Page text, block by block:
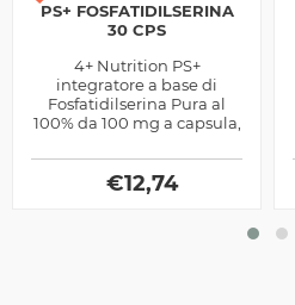
PS+ FOSFATIDILSERINA
30 CPS
4+ Nutrition PS+
integratore a base di
Fosfatidilserina Pura al
100% da 100 mg a capsula,
muscolare e velocizza il
recupero muscolare
€12,74